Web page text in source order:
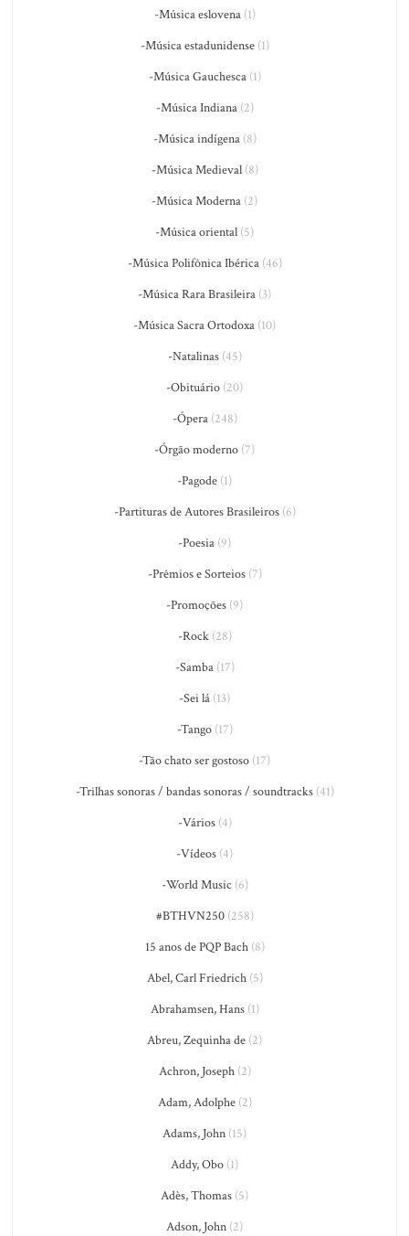
-Música eslovena(1)
-Música estadunidense(1)
-Música Gauchesca(1)
-Música Indiana(2)
-Música indígena(8)
-Música Medieval(8)
-Música Moderna (2)
-Música oriental (5)
-Música Polifônica Ibérica(46)
-Música Rara Brasileira (3)
-Música Sacra Ortodoxa (10)
-Natalinas(45)
-Obituário (20)
-Ópera(248)
-Órgão moderno (7)
-Pagode (1)
-Partituras de Autores Brasileiros(6)
-Poesia (9)
-Prêmios e Sorteios(7)
-Promoções (9)
-Rock(28)
-Samba(17)
-Sei lá (13)
-Tango(17)
-Tão chato ser gostoso (17)
-Trilhas sonoras / bandas sonoras / soundtracks(41)
-Vários(4)
-Vídeos (4)
-World Music (6)
#BTHVN250(258)
15 anos de PQP Bach(8)
Abel, Carl Friedrich(5)
Abrahamsen, Hans(1)
Abreu, Zequinha de (2)
Achron, Joseph(2)
Adam, Adolphe(2)
Adams, John (15)
Addy, Obo (1)
Adès, Thomas (5)
Adson, John (2)